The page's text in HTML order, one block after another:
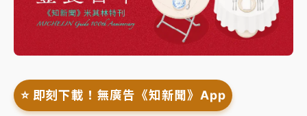
⭐️ 即刻下載！無廣告《知新聞》App